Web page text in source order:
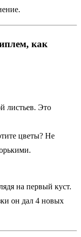
как
листьев. Это
цветы? Не
на первый куст.
он дал 4 новых